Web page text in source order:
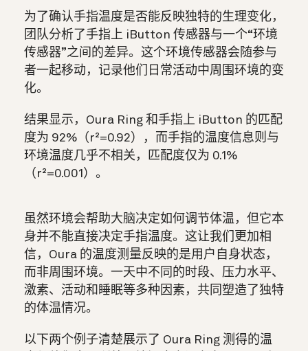
为了确认手指温度是否能反映独特的生理变化，
团队分析了手指上 iButton 传感器与一个“环境
传感器”之间的差异。这个环境传感器会随参与
者一起移动，记录他们日常活动中周围环境的变
化。
结果显示，Oura Ring 和手指上 iButton 的匹配
度为 92%（r²=0.92），而手指的温度信息则与
环境温度几乎不相关，匹配度仅为 0.1%
（r²=0.001）。
虽然环境会帮助大脑决定如何调节体温，但它本
身并不能直接决定手指温度。这让我们更加相
信，Oura 的温度测量反映的是用户自身状态，
而非周围环境。一天中不同的时段、压力水平、
激素、活动和睡眠等多种因素，共同塑造了独特
的体温情况。
以下两个例子清楚展示了 Oura Ring 测得的温